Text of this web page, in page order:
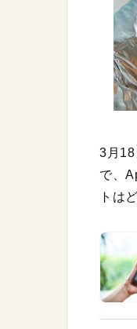
3月
で、
トは